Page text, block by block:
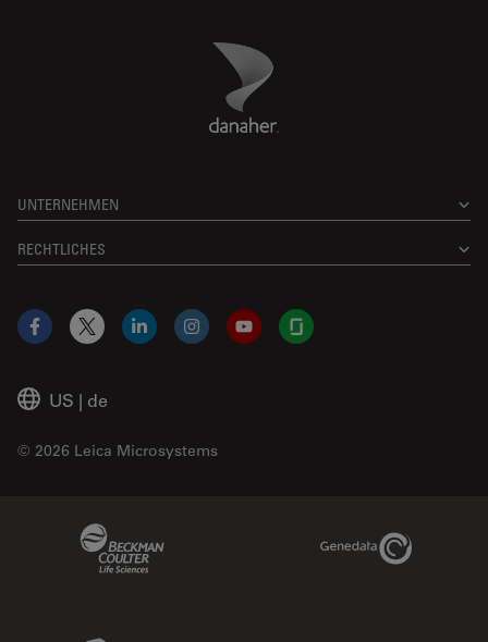
Danaher Logo
UNTERNEHMEN
RECHTLICHES
US | de
© 2026 Leica Microsystems
Facebook
X LinkedInInstagramYouTubeGlassdoor
Genedata Link